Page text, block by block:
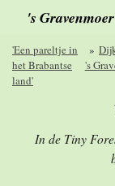
naar
de
hoofdinhoud
's
'Een pareltje in
het Brabantse
land'
»
's
In de Tiny